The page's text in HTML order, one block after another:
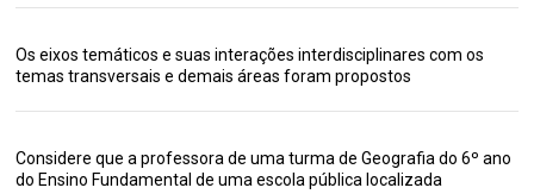
Os eixos temáticos e suas interações interdisciplinares com os
temas transversais e demais áreas foram propostos
Considere que a professora de uma turma de Geografia do 6º ano
do Ensino Fundamental de uma escola pública localizada